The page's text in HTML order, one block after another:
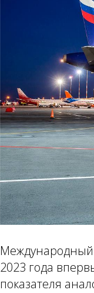
Международный
2023 года
показателя